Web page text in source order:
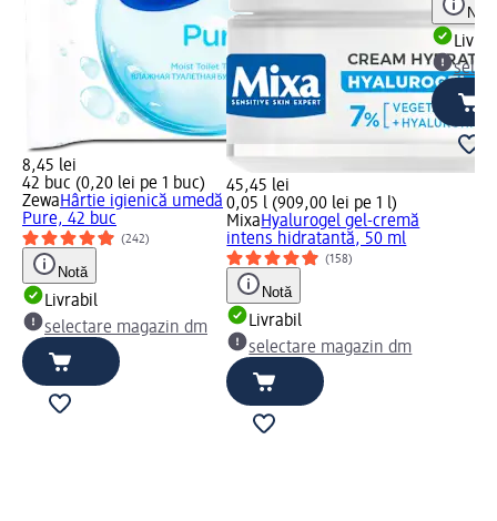
8,45 lei
42 buc (0,20 lei pe 1 buc)
ZewaHârtie igienică umedă
Pure, 42 buc
(242)
Notă
Livrabil
selectare magazin dm
45,45 lei
0,05 l (909,00 lei pe 1 l)
MixaHyalurogel gel-cremă
intens hidratantă, 50 ml
(158)
Notă
Livrabil
selectare magazin dm
Notă